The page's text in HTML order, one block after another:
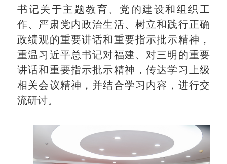
书记关于主题教育、党的建设和组织工
作、严肃党内政治生活、树立和践行正确
政绩观的重要讲话和重要指示批示精神，
重温习近平总书记对福建、对三明的重要
讲话和重要指示批示精神，传达学习上级
相关会议精神，并结合学习内容，进行交
流研讨。